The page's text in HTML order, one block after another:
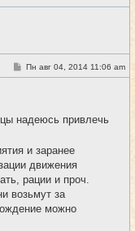
#8
С
о
н
Пн авг 04, 2014 11:06 am
надеюсь привлечь
и заранее
движения
рации и проч.
возьмут за
можно